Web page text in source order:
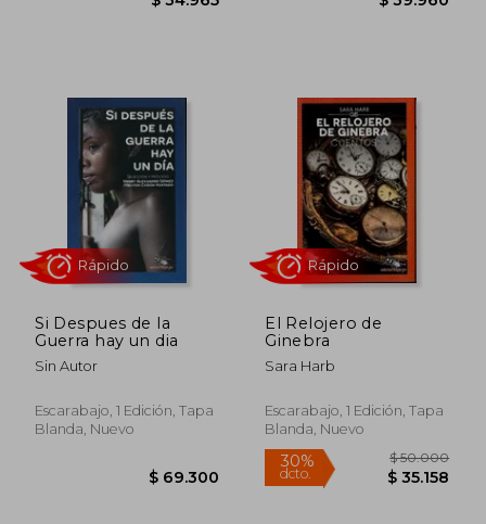
Rápido Rápido
Si Despues de la
Guerra hay un dia
Sin Autor
Escarabajo, 1 Edición, Tapa
Blanda, Nuevo
El Relojero de
Ginebra
Sara Harb
Escarabajo, 1 Edición, Tapa
Blanda, Nuevo